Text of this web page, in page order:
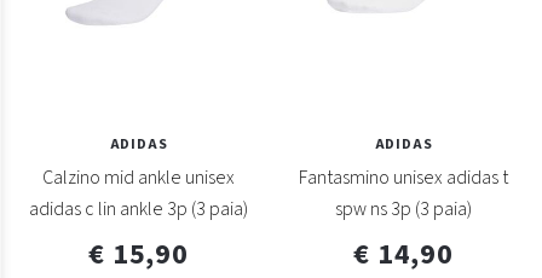
ADIDAS
Calzino mid ankle unisex
adidas c lin ankle 3p (3 paia)
€ 15,90
ADIDAS
Fantasmino unisex adidas t
spw ns 3p (3 paia)
€ 14,90